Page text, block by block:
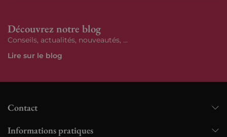
Découvrez notre blog
Conseils, actualités, nouveautés, ...
Lire sur le blog
Contact
Informations pratiques